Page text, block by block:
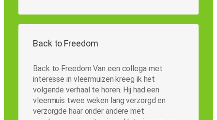
Back to Freedom
Back to Freedom Van een collega met
interesse in vleermuizen kreeg ik het
volgende verhaal te horen. Hij had een
vleermuis twee weken lang verzorgd en
verzorgde haar onder andere met